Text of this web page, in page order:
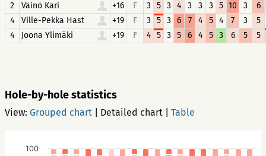
2
Väinö Kari +16 F 3 5 3 4 3 3 3 5 10 3
6
4
Ville-Pekka Hast +19 F 3 5 3 6 7 4 5 4 7 3
5
4
Joona Ylimäki +19 F 4 5 3 5 6 4 5 3 6 5 5
Hole-by-hole statistics
View: Grouped chart Detailed chart Table
100